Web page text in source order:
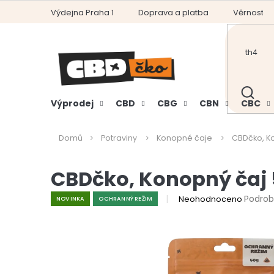
Výdejna Praha 1 Doprava a platba Věrnostní
HLEDAT
Výprodej CBD CBG CBN CBC
Domů Potraviny Konopné čaje CBDčko,
CBDčko, Konopný
NOVINKA OCHRANNÝ REŽIM
Průměrné
z
5
Neohodnoceno